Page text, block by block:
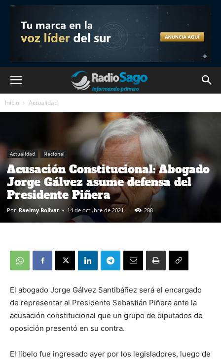
Inicio Actualidad
Actualidad Nacional
Acusación Constitucional: Abogado
Jorge Gálvez asume defensa del
Presidente Piñera
Por Raelmy Bolivar - 14 de octubre de 2021 288
El abogado Jorge Gálvez Santibáñez será el encargado
de representar al Presidente Sebastián Piñera ante la
acusación constitucional que un grupo de diputados de
oposición presentó en su contra.
El libelo fue ingresado ayer por los legisladores, luego de